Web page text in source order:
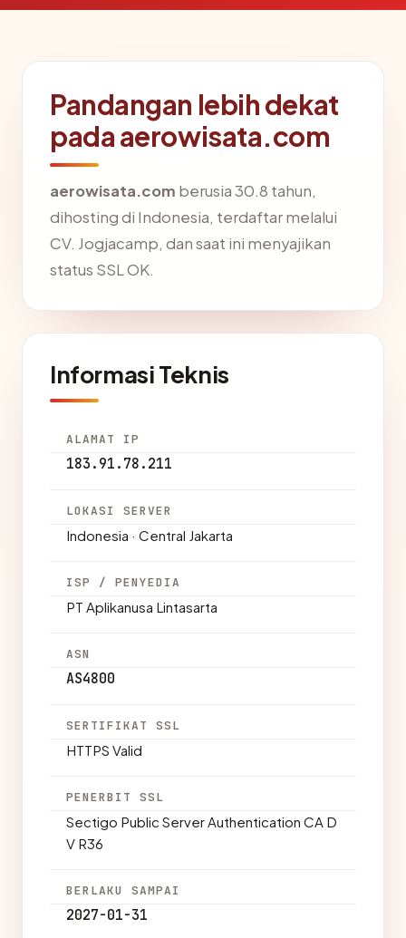
Pandangan lebih dekat
pada aerowisata.com
aerowisata.com berusia 30.8 tahun,
dihosting di Indonesia, terdaftar melalui
CV. Jogjacamp, dan saat ini menyajikan
status SSL OK.
Informasi Teknis
ALAMAT IP
183.91.78.211
LOKASI SERVER
Indonesia · Central Jakarta
ISP / PENYEDIA
PT Aplikanusa Lintasarta
ASN
AS4800
SERTIFIKAT SSL
HTTPS Valid
PENERBIT SSL
Sectigo Public Server Authentication CA D
V R36
BERLAKU SAMPAI
2027-01-31